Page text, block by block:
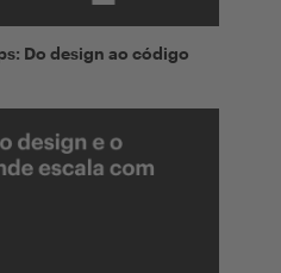
Do design ao código